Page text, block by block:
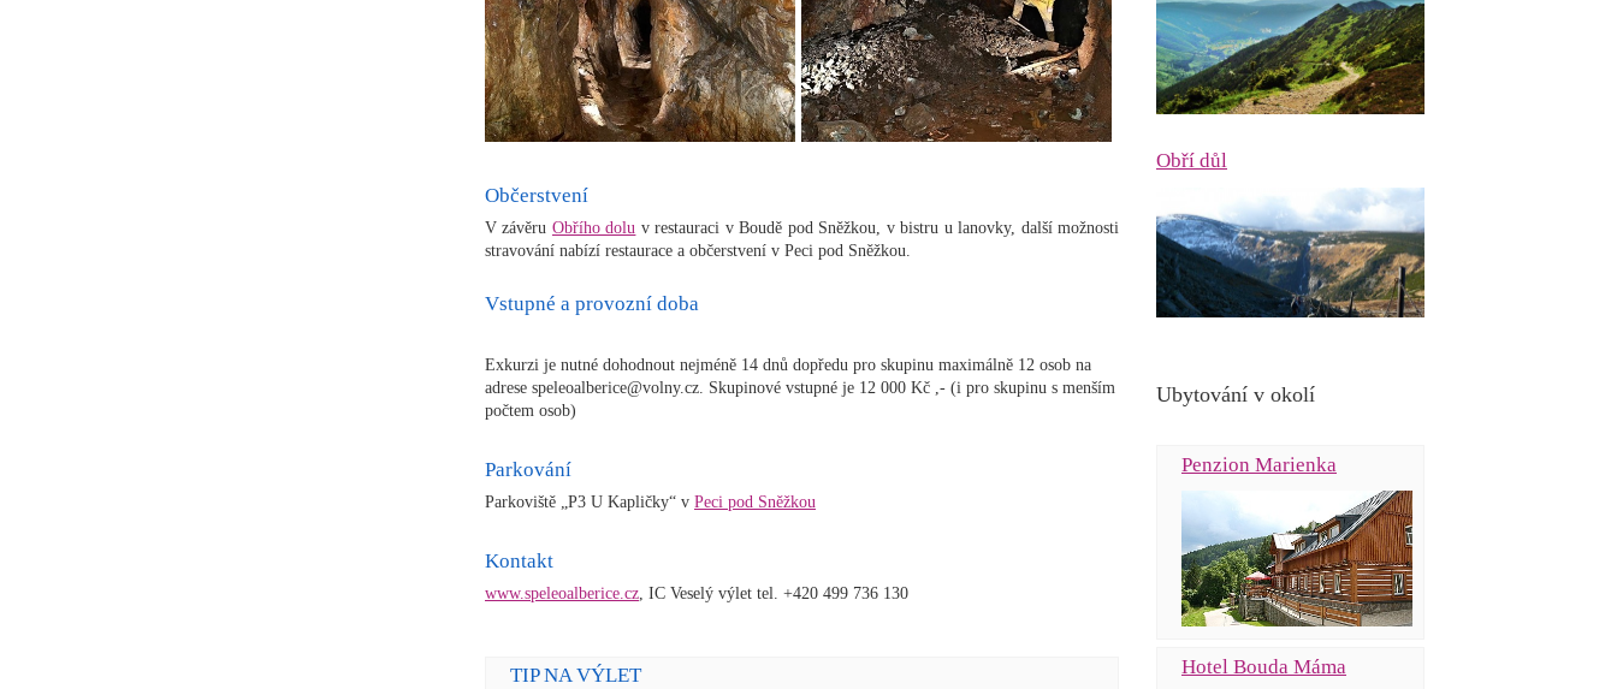
Obří důl
Ubytování v okolí
Penzion Marienka
Hotel Bouda Máma
Občerstvení
V závěru Obřího dolu v restauraci v Boudě pod Sněžkou, v bistru u lanovky, další možnosti
stravování nabízí restaurace a občerstvení v Peci pod Sněžkou.
Vstupné a provozní doba
Exkurzi je nutné dohodnout nejméně 14 dnů dopředu pro skupinu maximálně 12 osob na
adrese speleoalberice@volny.cz. Skupinové vstupné je 12 000 Kč ,- (i pro skupinu s menším
počtem osob)
Parkování
Parkoviště „P3 U Kapličky“ v Peci pod Sněžkou
Kontakt
www.speleoalberice.cz, IC Veselý výlet tel. +420 499 736 130
TIP NA VÝLET